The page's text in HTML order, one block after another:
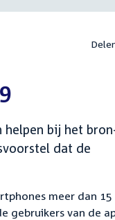
helpen bij het
dat de
meer dan 15
gebruikers van de